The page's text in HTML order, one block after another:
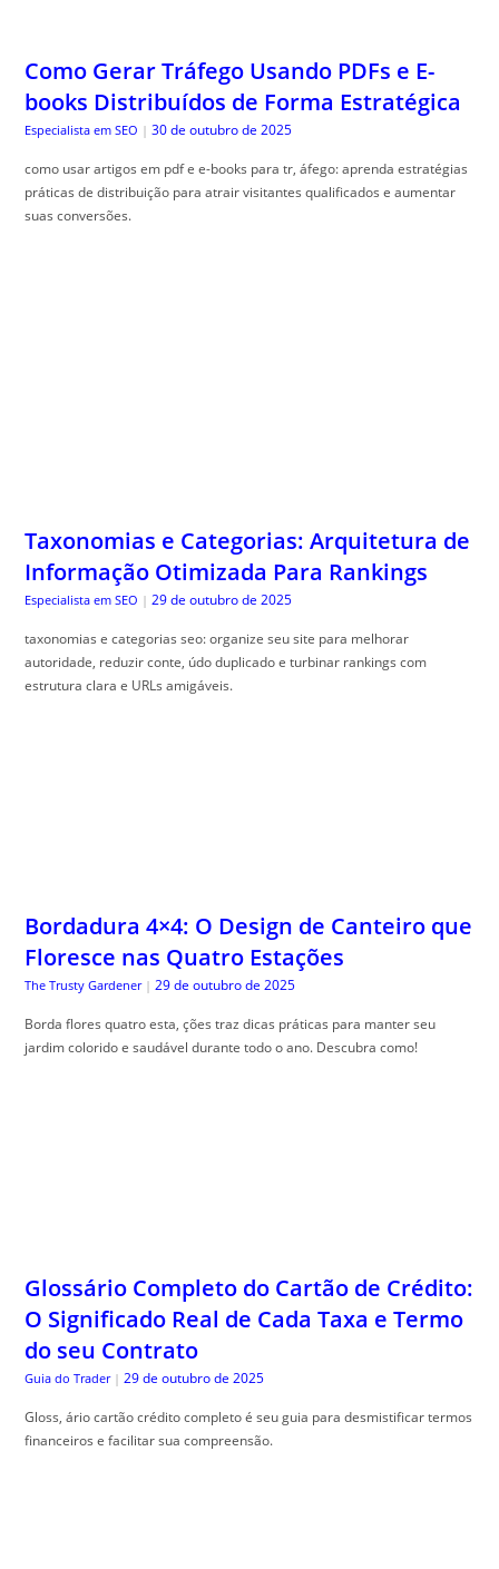
Como Gerar Tráfego Usando PDFs e E-
books Distribuídos de Forma Estratégica
Especialista em SEO | 30 de outubro de 2025
como usar artigos em pdf e e-books para tr, áfego: aprenda estratégias
práticas de distribuição para atrair visitantes qualificados e aumentar
suas conversões.
Taxonomias e Categorias: Arquitetura de
Informação Otimizada Para Rankings
Especialista em SEO | 29 de outubro de 2025
taxonomias e categorias seo: organize seu site para melhorar
autoridade, reduzir conte, údo duplicado e turbinar rankings com
estrutura clara e URLs amigáveis.
Bordadura 4×4: O Design de Canteiro que
Floresce nas Quatro Estações
The Trusty Gardener | 29 de outubro de 2025
Borda flores quatro esta, ções traz dicas práticas para manter seu
jardim colorido e saudável durante todo o ano. Descubra como!
Glossário Completo do Cartão de Crédito:
O Significado Real de Cada Taxa e Termo
do seu Contrato
Guia do Trader | 29 de outubro de 2025
Gloss, ário cartão crédito completo é seu guia para desmistificar termos
financeiros e facilitar sua compreensão.